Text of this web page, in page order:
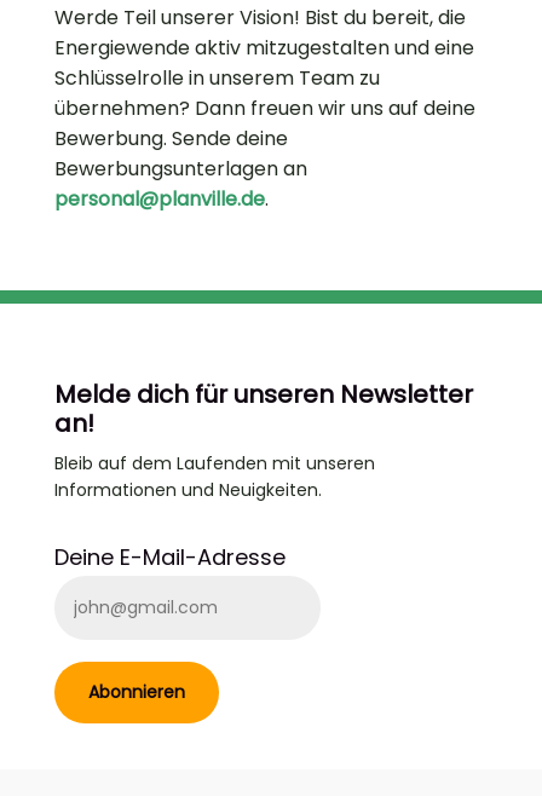
Werde Teil unserer Vision! Bist du bereit, die
Energiewende aktiv mitzugestalten und eine
Schlüsselrolle in unserem Team zu
übernehmen? Dann freuen wir uns auf deine
Bewerbung. Sende deine
Bewerbungsunterlagen an
personal@planville.de.
Melde dich für unseren Newsletter
an!
Bleib auf dem Laufenden mit unseren
Informationen und Neuigkeiten.
Deine E-Mail-Adresse
Abonnieren